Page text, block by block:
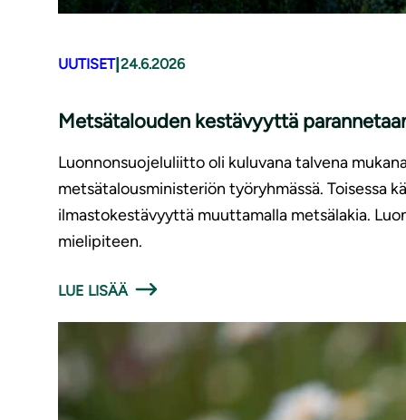
UUTISET| 24.6.2026
Metsätalouden kestävyyttä
Luonnonsuojeluliitto oli kuluvana talvena
metsätalousministeriön työryhmässä. Toisessa
ilmastokestävyyttä muuttamalla metsälakia.
mielipiteen.
LUE LISÄÄ